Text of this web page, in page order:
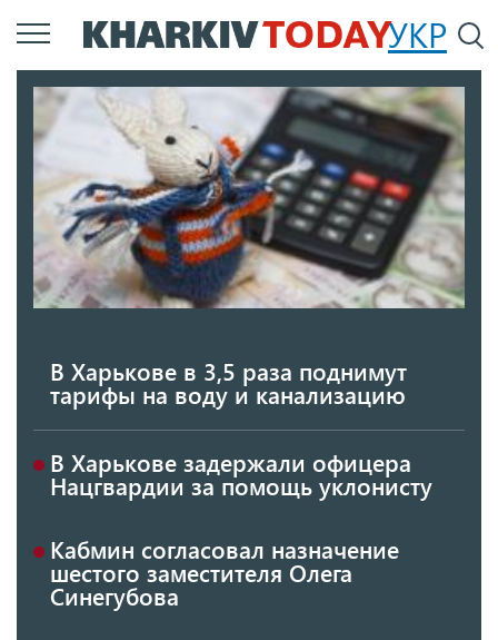
Перейти
к
содержанию
УКР
В Харькове в 3,5 раза поднимут
тарифы на воду и канализацию
В Харькове задержали офицера
Нацгвардии за помощь уклонисту
Кабмин согласовал назначение
шестого заместителя Олега
Синегубова